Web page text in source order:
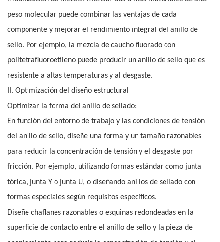
peso molecular puede combinar las ventajas de cada
componente y mejorar el rendimiento integral del anillo de
sello. Por ejemplo, la mezcla de caucho fluorado con
politetrafluoroetileno puede producir un anillo de sello que es
resistente a altas temperaturas y al desgaste.
II. Optimización del diseño estructural
Optimizar la forma del anillo de sellado:
En función del entorno de trabajo y las condiciones de tensión
del anillo de sello, diseñe una forma y un tamaño razonables
para reducir la concentración de tensión y el desgaste por
fricción. Por ejemplo, utilizando formas estándar como junta
tórica, junta Y o junta U, o diseñando anillos de sellado con
formas especiales según requisitos específicos.
Diseñe chaflanes razonables o esquinas redondeadas en la
superficie de contacto entre el anillo de sello y la pieza de